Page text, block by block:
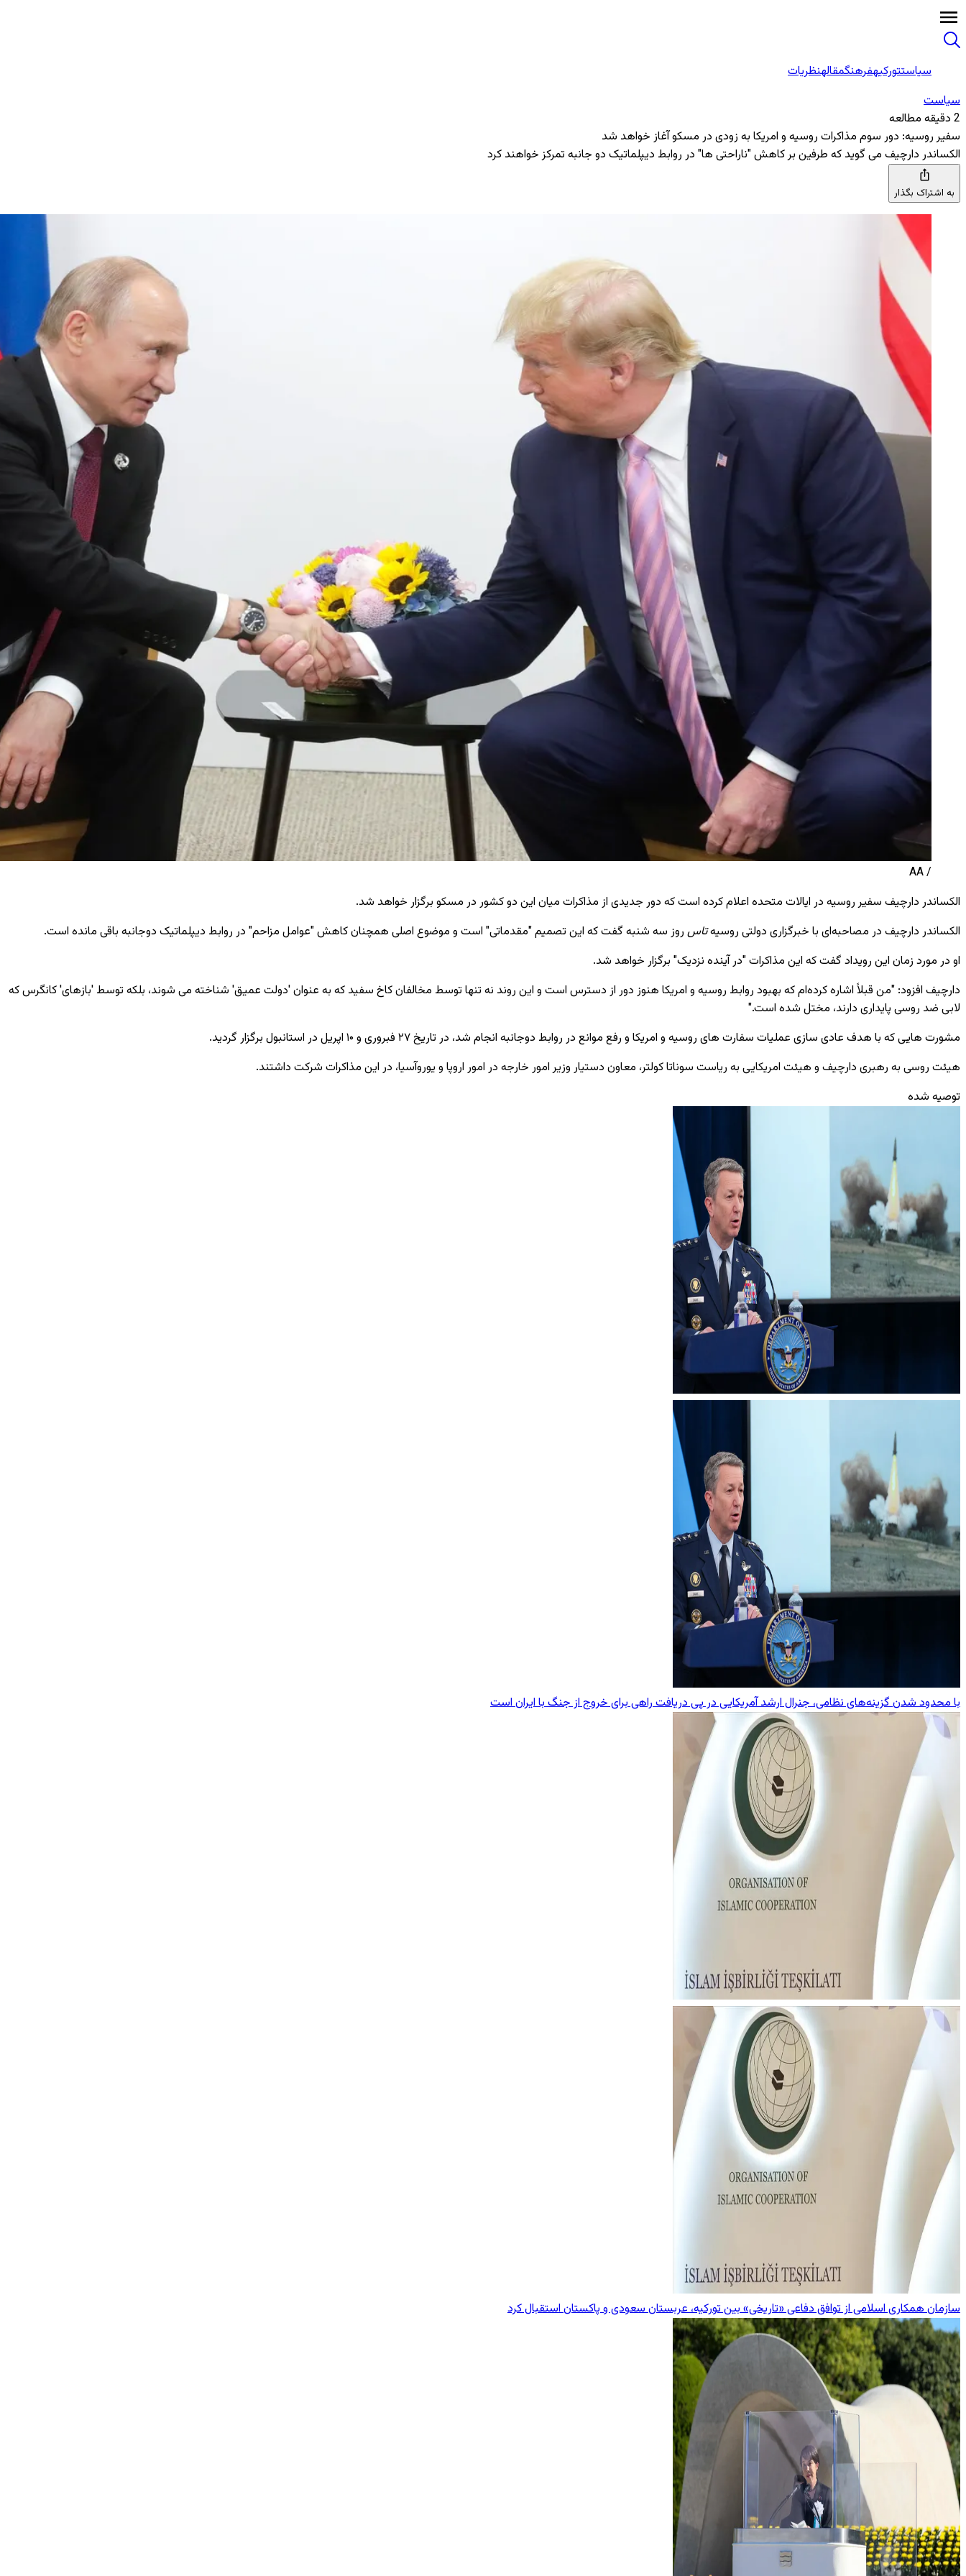
سیاستتورکیهفرهنگمقالهنظریات
سیاست
2 دقیقه مطالعه
سفیر روسیه: دور سوم مذاکرات روسیه و امریکا به زودی در مسکو آغاز خواهد شد
الکساندر دارچیف می ‌گوید که طرفین بر کاهش "ناراحتی‌ ها" در روابط دیپلماتیک دو جانبه تمرکز خواهند کرد
به اشتراک بگذار
/ AA
الکساندر دارچیف سفیر روسیه در ایالات متحده اعلام کرده است که دور جدیدی از مذاکرات میان این دو کشور در مسکو برگزار خواهد شد.
الکساندر دارچیف در مصاحبه‌ای با خبرگزاری دولتی روسیهتاس روز سه‌ شنبه گفت که این تصمیم "مقدماتی" است و موضوع اصلی همچنان کاهش "عوامل مزاحم" در روابط دیپلماتیک دوجانبه باقی مانده است.
او در مورد زمان این رویداد گفت که این مذاکرات "در آینده نزدیک" برگزار خواهد شد.
دارچیف افزود: "من قبلاً اشاره کرده‌ام که بهبود روابط روسیه و امریکا هنوز دور از دسترس است و این روند نه تنها توسط مخالفان کاخ سفید که به عنوان 'دولت عمیق' شناخته می‌ شوند، بلکه توسط 'بازهای' کانگرس که
لابی ضد روسی پایداری دارند، مختل شده است."
مشورت‌ هایی که با هدف عادی ‌سازی عملیات سفارت‌ های روسیه و امریکا و رفع موانع در روابط دوجانبه انجام شد، در تاریخ۲۷ فبروری و ۱۰ اپریل در استانبول برگزار گردید.
هیئت روسی به رهبری دارچیف و هیئت امریکایی به ریاست سوناتا کولتر، معاون دستیار وزیر امور خارجه در امور اروپا و یوروآسیا، در این مذاکرات شرکت داشتند.
توصیه شده
با محدود شدن گزینه‌های نظامی، جنرال ارشد آمریکایی در پی دریافت راهی برای خروج از جنگ با ایران است
سازمان همکاری اسلامی از توافق دفاعی «تاریخی» بین تورکیه، عربستان سعودی و پاکستان استقبال کرد